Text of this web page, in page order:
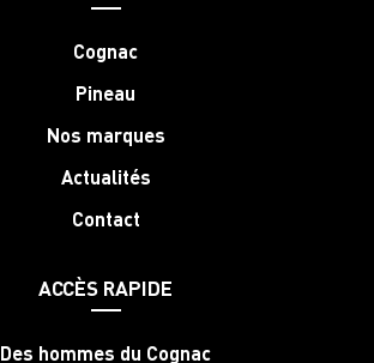
Cognac
Pineau
Nos marques
Actualités
Contact
ACCÈS RAPIDE
Des hommes du Cognac